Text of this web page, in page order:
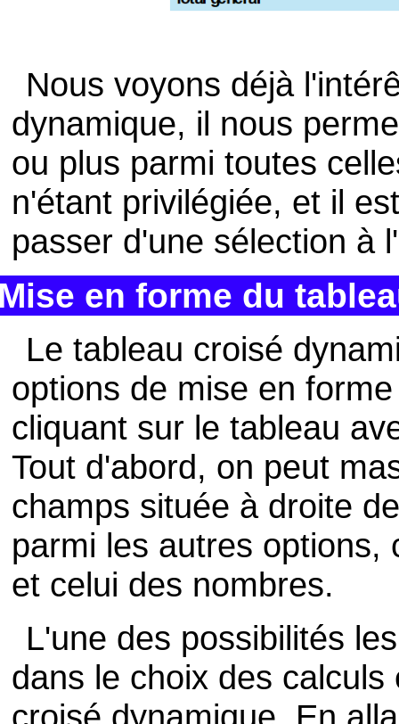
Nous voyons déjà
dynamique, il nous
ou plus parmi toutes
n'étant privilégiée, et il
passer d'une sélection à
en forme du
Le tableau croisé
options de mise en
cliquant sur le tableau
Tout d'abord, on peut
champs située à droite
parmi les autres options,
et celui des nombres.
L'une des possibilités
dans le choix des
croisé dynamique. En